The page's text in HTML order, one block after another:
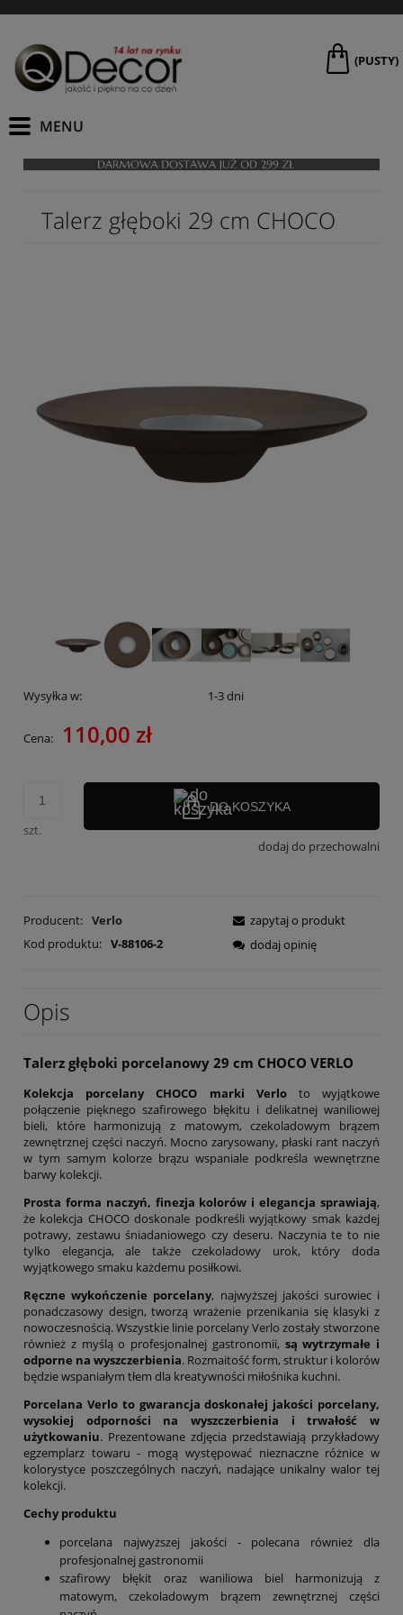
(PUSTY)
Talerz głęboki 29 cm CHOCO
Wysyłka w: 1-3 dni
Cena: 110,00 zł
szt.
DO KOSZYKA
dodaj do przechowalni
Producent: Verlo
Kod produktu: V-88106-2
zapytaj o produkt
dodaj opinię
Opis
Talerz głęboki porcelanowy 29 cm CHOCO VERLO
Kolekcja porcelany CHOCO marki Verloto wyjątkowe
połączenie pięknego szafirowego błękitu i delikatnej waniliowej
bieli, które harmonizują z matowym, czekoladowym brązem
zewnętrznej części naczyń. Mocno zarysowany, płaski rant naczyń
w tym samym kolorze brązu wspaniale podkreśla wewnętrzne
barwy kolekcji.
Prosta forma naczyń, finezja kolorów i elegancja sprawiają,
że kolekcja CHOCO doskonale podkreśli wyjątkowy smak każdej
potrawy, zestawu śniadaniowego czy deseru. Naczynia te to nie
tylko elegancja, ale także czekoladowy urok, który doda
wyjątkowego smaku każdemu posiłkowi.
Ręczne wykończenie porcelany, najwyższej jakości surowiec i
ponadczasowy design, tworzą wrażenie przenikania się klasyki z
nowoczesnością. Wszystkie linie porcelany Verlo zostały stworzone
również z myślą o profesjonalnej gastronomii, są wytrzymałe i
odporne na wyszczerbienia. Rozmaitość form, struktur i kolorów
będzie wspaniałym tłem dla kreatywności miłośnika kuchni.
Porcelana Verlo to gwarancja doskonałej jakości porcelany,
wysokiej odporności na wyszczerbienia i trwałość w
użytkowaniu. Prezentowane zdjęcia przedstawiają przykładowy
egzemplarz towaru - mogą występować nieznaczne różnice w
kolorystyce poszczególnych naczyń, nadające unikalny walor tej
kolekcji.
Cechy produktu
porcelana najwyższej jakości - polecana również dla
profesjonalnej gastronomii
szafirowy błękit oraz waniliowa biel harmonizują z
matowym, czekoladowym brązem zewnętrznej części